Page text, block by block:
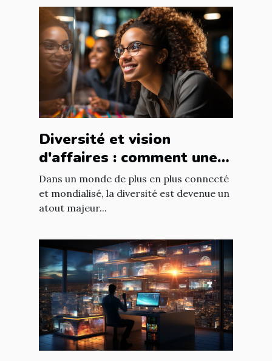
Diversité et vision
d'affaires : comment une
équipe diversifiée peut
stimuler l'innovation
Dans un monde de plus en plus connecté
et mondialisé, la diversité est devenue un
atout majeur...